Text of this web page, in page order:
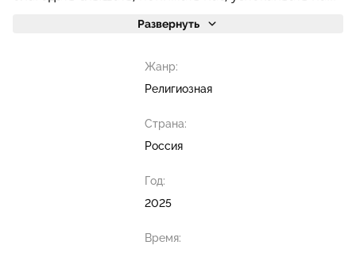
Развернуть
Жанр:
Религиозная
Страна:
Россия
Год:
2025
Время: